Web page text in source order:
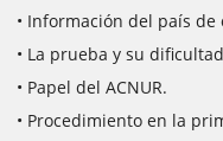
• Información del país de
• La prueba y su
• Papel del ACNUR.
• Procedimiento en la